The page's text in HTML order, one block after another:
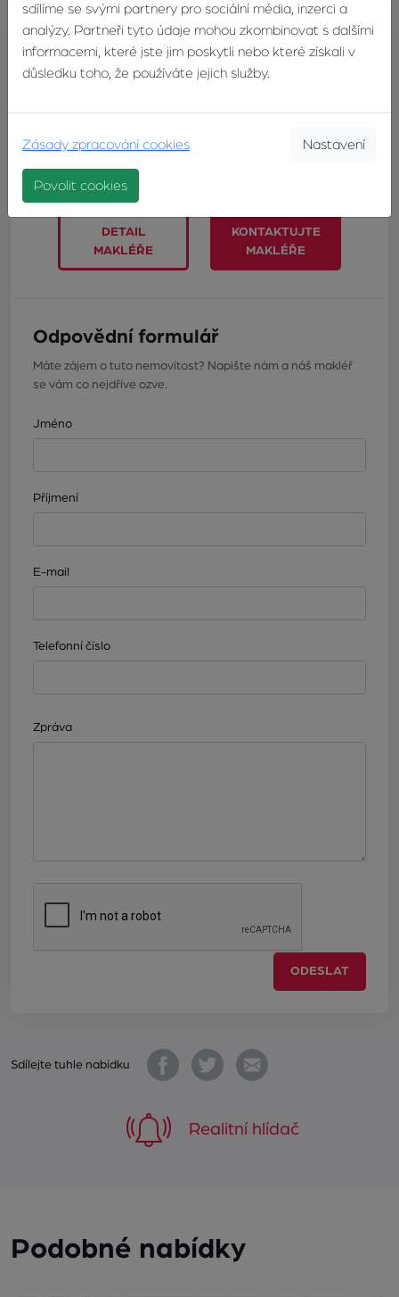
Petra Lukášová
realitní makléřka
TELEFON: +420603246680
DETAIL
MAKLÉŘE
KONTAKTUJTE
MAKLÉŘE
Odpovědní formulář
Máte zájem o tuto nemovitost? Napište nám a náš makléř
se vám co nejdříve ozve.
Jméno
Příjmení
E-mail
Telefonní číslo
Zpráva
ODESLAT
Sdílejte tuhle nabídku
Realitní hlídač
Podobné nabídky
sdílíme se svými partnery pro sociální média, inzerci a
analýzy. Partneři tyto údaje mohou zkombinovat s dalšími
informacemi, které jste jim poskytli nebo které získali v
důsledku toho, že používáte jejich služby.
Zásady zpracování cookies Nastavení
Povolit cookies